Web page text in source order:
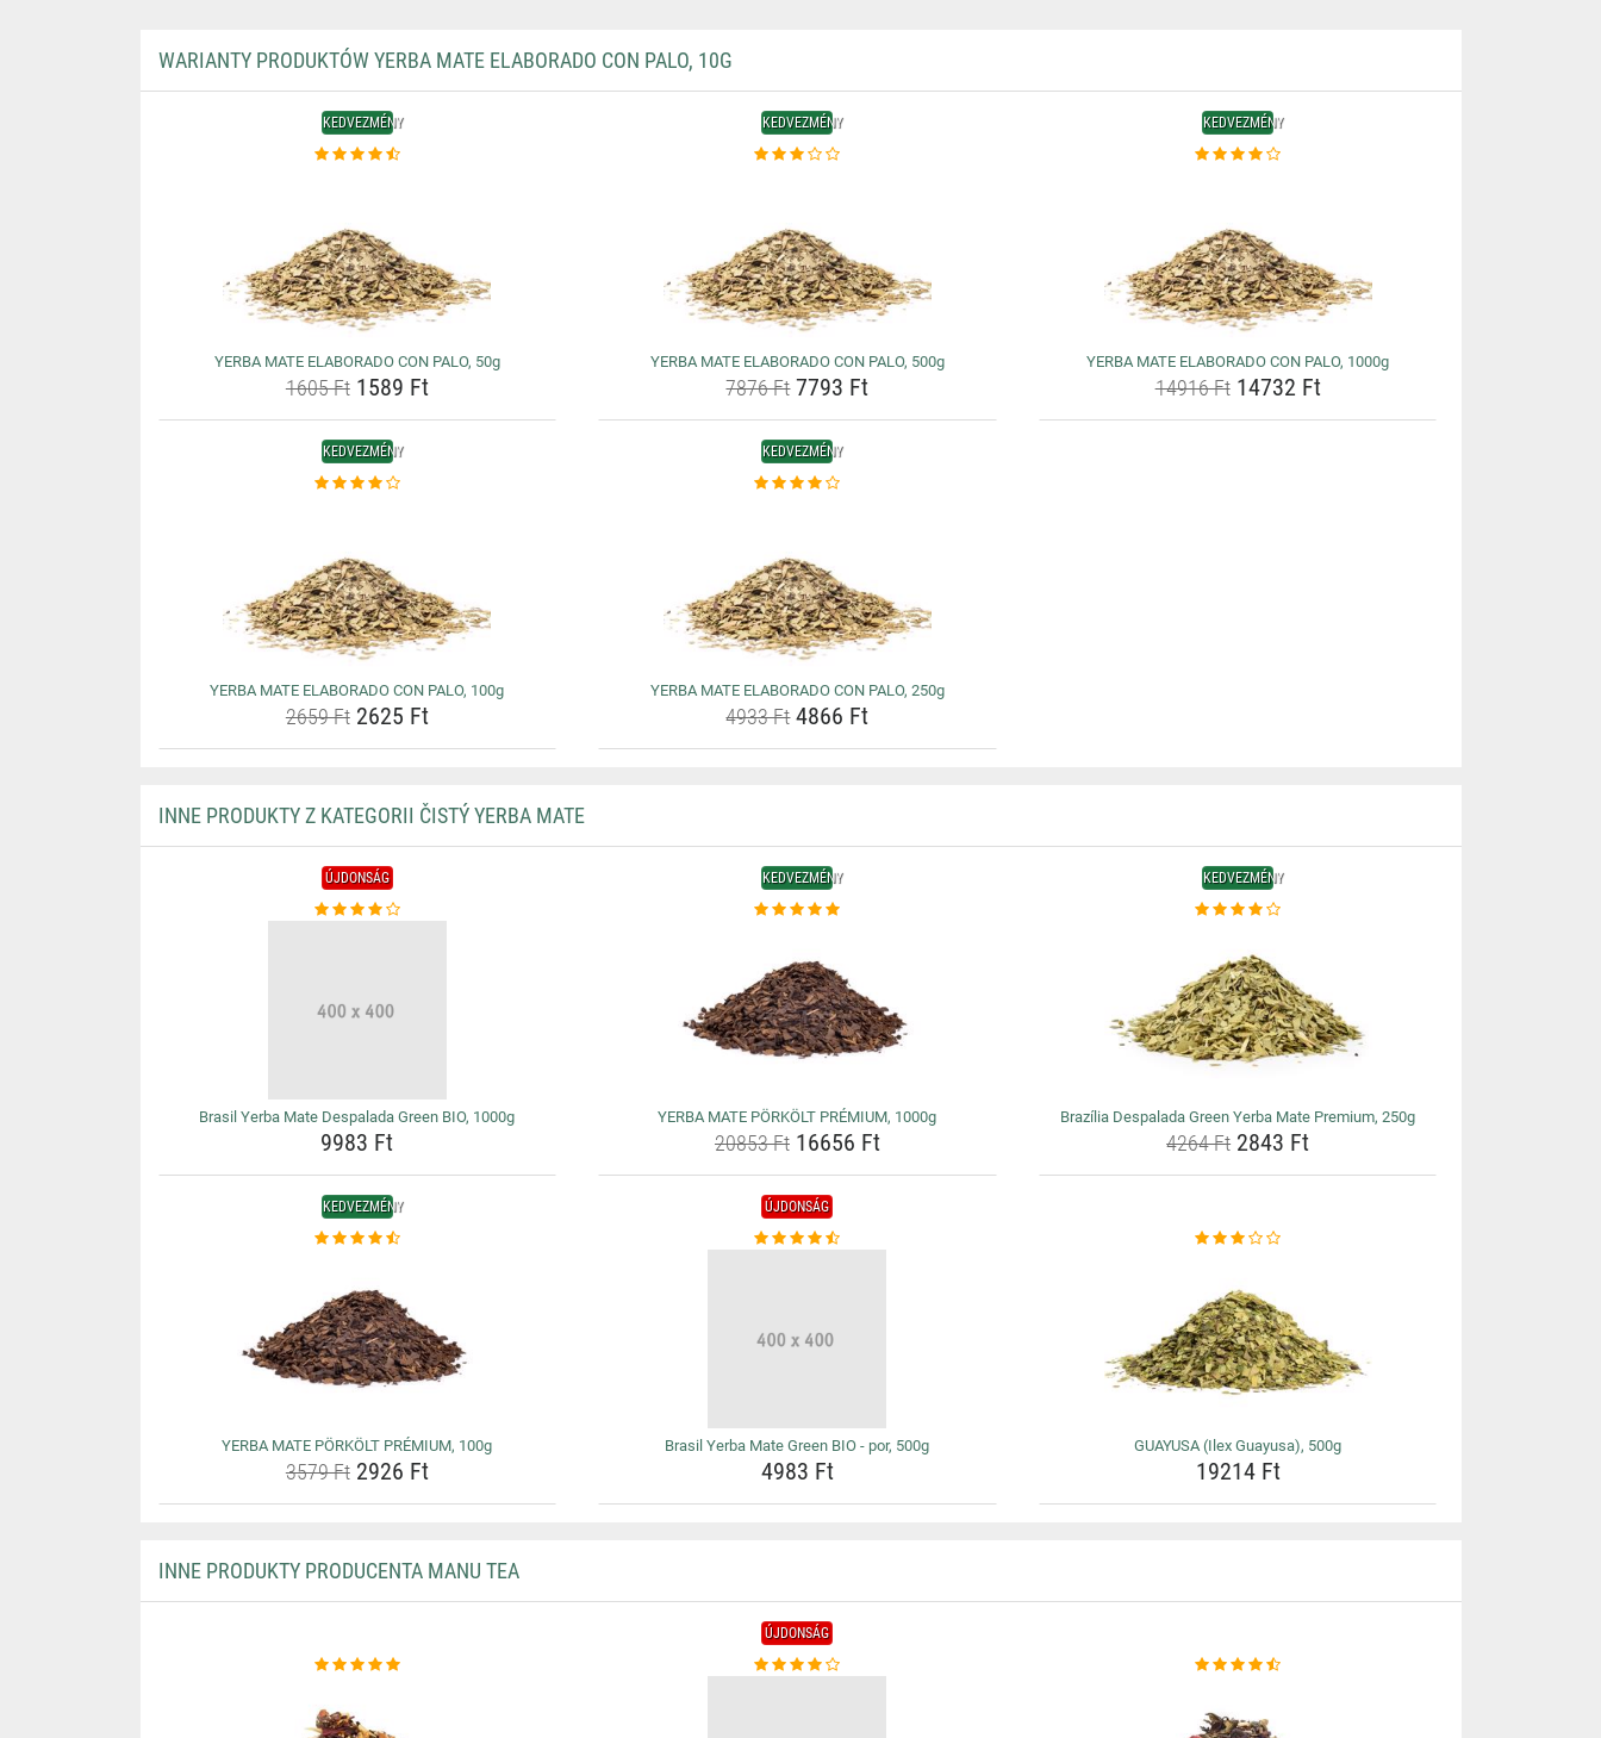
WARIANTY PRODUKTÓW YERBA MATE ELABORADO CON PALO, 10G
KEDVEZMÉNY
YERBA MATE ELABORADO CON PALO, 50g
1605 Ft1589 Ft
KEDVEZMÉNY
YERBA MATE ELABORADO CON PALO, 500g
7876 Ft7793 Ft
KEDVEZMÉNY
YERBA MATE ELABORADO CON PALO, 1000g
14916 Ft14732 Ft
KEDVEZMÉNY
YERBA MATE ELABORADO CON PALO, 100g
2659 Ft2625 Ft
KEDVEZMÉNY
YERBA MATE ELABORADO CON PALO, 250g
4933 Ft4866 Ft
INNE PRODUKTY Z KATEGORII ČISTÝ YERBA MATE
ÚJDONSÁG
Brasil Yerba Mate Despalada Green BIO, 1000g
9983 Ft
KEDVEZMÉNY
YERBA MATE PÖRKÖLT PRÉMIUM, 1000g
20853 Ft16656 Ft
KEDVEZMÉNY
Brazília Despalada Green Yerba Mate Premium, 250g
4264 Ft 2843 Ft
KEDVEZMÉNY
YERBA MATE PÖRKÖLT PRÉMIUM, 100g
3579 Ft2926 Ft
ÚJDONSÁG
Brasil Yerba Mate Green BIO - por, 500g
4983 Ft
GUAYUSA (Ilex Guayusa), 500g
19214 Ft
INNE PRODUKTY PRODUCENTA MANU TEA
ÚJDONSÁG